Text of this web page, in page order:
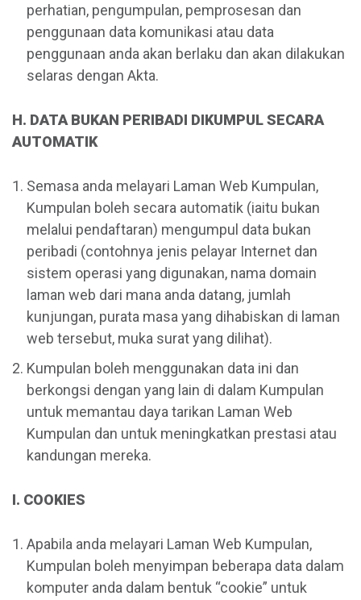
perhatian, pengumpulan, pemprosesan dan
penggunaan data komunikasi atau data
penggunaan anda akan berlaku dan akan dilakukan
selaras dengan Akta.
H. DATA BUKAN PERIBADI DIKUMPUL SECARA
AUTOMATIK
Semasa anda melayari Laman Web Kumpulan,
Kumpulan boleh secara automatik (iaitu bukan
melalui pendaftaran) mengumpul data bukan
peribadi (contohnya jenis pelayar Internet dan
sistem operasi yang digunakan, nama domain
laman web dari mana anda datang, jumlah
kunjungan, purata masa yang dihabiskan di laman
web tersebut, muka surat yang dilihat).
Kumpulan boleh menggunakan data ini dan
berkongsi dengan yang lain di dalam Kumpulan
untuk memantau daya tarikan Laman Web
Kumpulan dan untuk meningkatkan prestasi atau
kandungan mereka.
I. COOKIES
Apabila anda melayari Laman Web Kumpulan,
Kumpulan boleh menyimpan beberapa data dalam
komputer anda dalam bentuk “cookie” untuk